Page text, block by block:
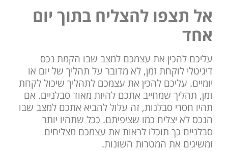
אל תצפו להצליח בתוך יום
אחד
עליכם להכין את עצמכם למצב שבו הקמת נכס
דיגיטלי לוקחת זמן, לא מדובר על תהליך של יום או
יומיים. עליכם להכין את עצמכם לתהליך שיכול לקחת
זמן, תהליך שמחייב אתכם להיות מאוד סבלניים. אם
תהיו חסרי סבלנות, זה עלול להביא אתכם למצב שבו
הנכס לא יצליח כמו שציפיתם. ככל שתהיו יותר
סבלניים כך תוכלו לראות את עצמכם מצליחים
ומשיגים את המטרות השונות.